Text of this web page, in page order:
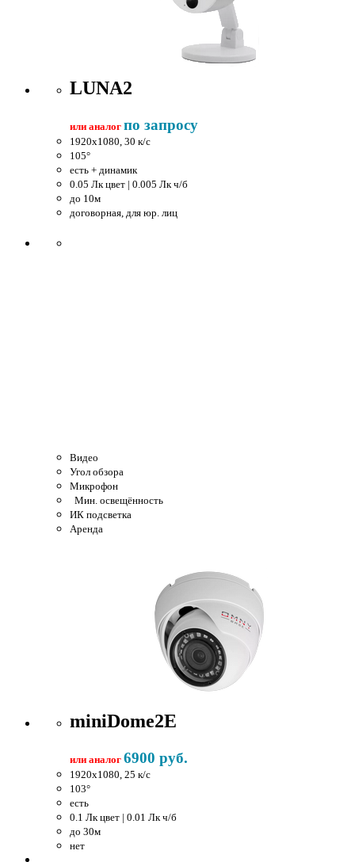
LUNA2
или аналог по запросу
1920x1080, 30 к/c
105°
есть + динамик
0.05 Лк цвет | 0.005 Лк ч/б
до 10м
договорная, для юр. лиц
Видео
Угол обзора
Микрофон
Мин. освещённость
ИК подсветка
Аренда
miniDome2E
или аналог 6900 руб.
1920x1080, 25 к/c
103°
есть
0.1 Лк цвет | 0.01 Лк ч/б
до 30м
нет